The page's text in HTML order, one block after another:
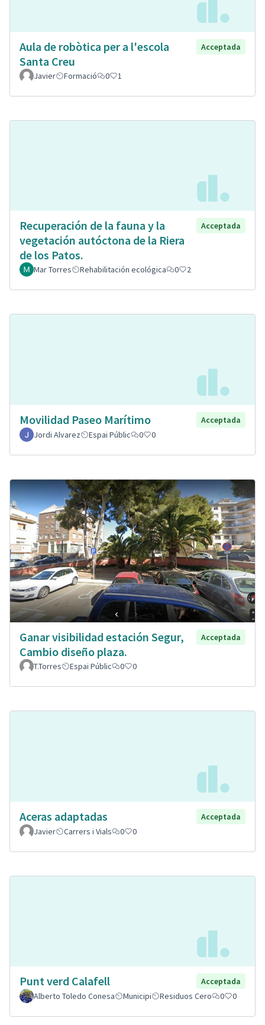
Aula de robòtica per a l'escola
Santa Creu
Acceptada
Javier Formació 0 1
Recuperación de la fauna y la
vegetación autóctona de la Riera
de los Patos.
Acceptada
Mar Torres Rehabilitación ecológica 0 2
Movilidad Paseo Marítimo
Acceptada
Jordi Alvarez
Espai Públic 0 0
Ganar visibilidad estación Segur,
Cambio diseño plaza.
Acceptada
T.Torres Espai Públic 0 0
Aceras adaptadas
Acceptada
Javier
Carrers i Vials 0 0
Punt verd Calafell
Acceptada
Alberto Toledo Conesa
Municipi Residuos Cero 0 0